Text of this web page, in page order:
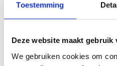
Toestemming
Deze website maakt gebruik
We gebruiken cookies om